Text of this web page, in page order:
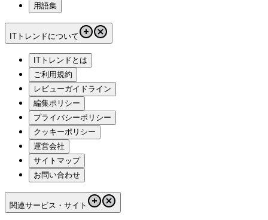
用語集
ITトレンドについて
ITトレンドとは
ご利用規約
レビューガイドライン
編集ポリシー
プライバシーポリシー
クッキーポリシー
運営会社
サイトマップ
お問い合わせ
関連サービス・サイト